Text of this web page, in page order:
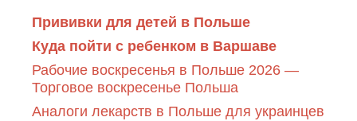
Прививки для детей в Польше
Куда пойти с ребенком в Варшаве
Рабочие воскресенья в Польше 2026 —
Торговое воскресенье Польша
Аналоги лекарств в Польше для украинцев